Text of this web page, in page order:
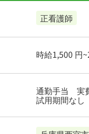
正看護師
時給1,500 円
通勤手当 実
試用期間なし